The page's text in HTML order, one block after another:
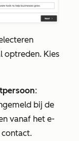
optreden. Kies
:
bij de
vanaf het e-
contact.